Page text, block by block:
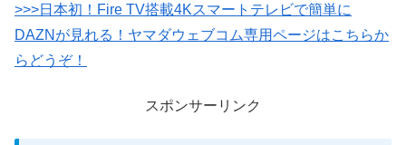
>>>日本初！Fire TV搭載4Kスマートテレビで簡単に
DAZNが見れる！ヤマダウェブコム専用ページはこちらか
らどうぞ！
スポンサーリンク